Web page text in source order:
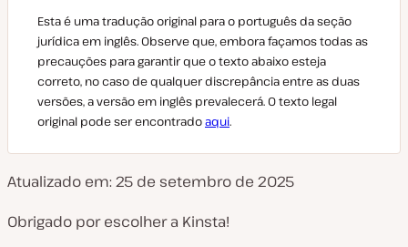
Esta é uma tradução original para o português da seção
jurídica em inglês. Observe que, embora façamos todas as
precauções para garantir que o texto abaixo esteja
correto, no caso de qualquer discrepância entre as duas
versões, a versão em inglês prevalecerá. O texto legal
original pode ser encontradoaqui.
Atualizado em: 25 de setembro de 2025
Obrigado por escolher a Kinsta!